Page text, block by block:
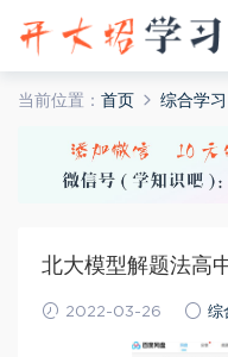
当前位置： 首页 综合学习
北大模型解题法高
2022-03-26 综